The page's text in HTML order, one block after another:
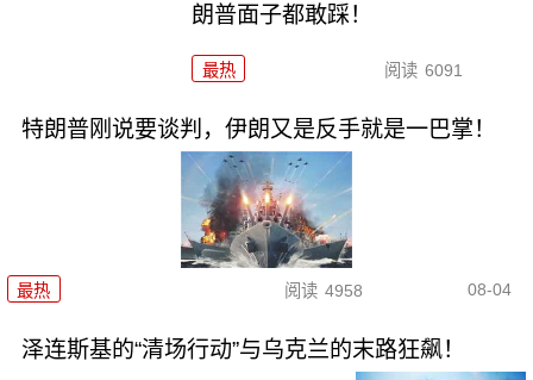
朗普面子都敢踩！
最热 阅读 6091
特朗普刚说要谈判，伊朗又是反手就是一巴掌！
最热 阅读 4958 08-04
泽连斯基的“清场行动”与乌克兰的末路狂飙！